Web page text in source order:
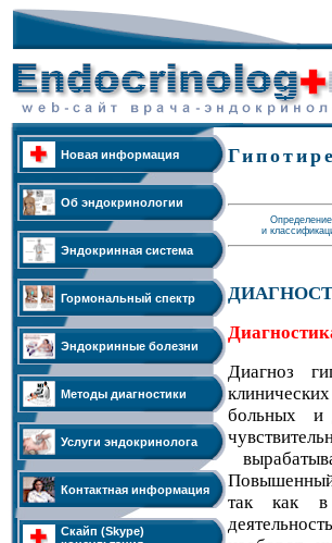
Новая информация
Об эндокринологии
Эндокринная система
Гормональный спектр
Эндокринные болезни
Методы диагностики
Услуги эндокринолога
Контактная информация
Скайп (Skype)
Определение
и
Диагноз
больных и
так как в